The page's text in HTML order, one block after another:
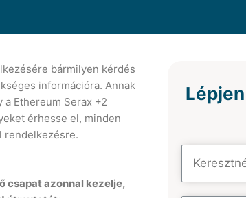
bármilyen kérdés
információra. Annak
Ethereum Serax +2
érhesse el, minden
rendelkezésre.
csapat azonnal kezelje,